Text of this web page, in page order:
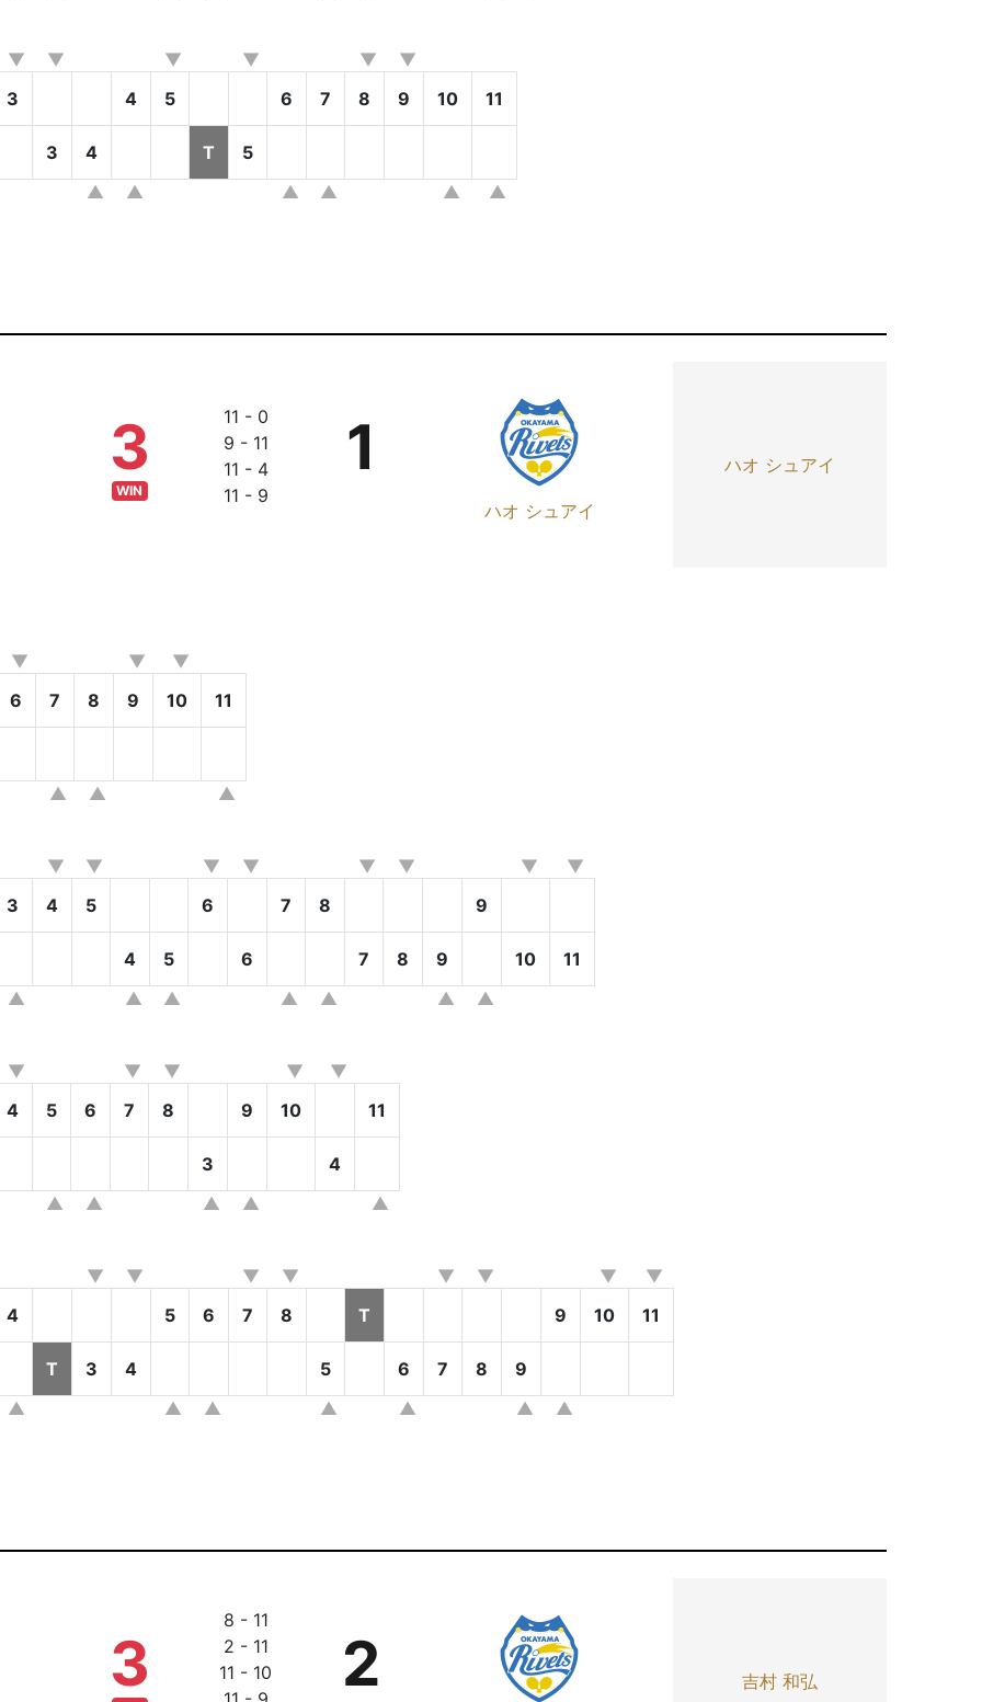
3 4 5 6 7 8 9 10 11
3 4 T 5
3
WIN
11 - 0
9 - 11
11 - 4
11 - 9
ハオ シュアイ
1 ハオ シュアイ
6 7 8 9 10 11
3 4 5 6 7 8 9
4 5 6 7 8 9 10 11
4 5 6 7 8 9 10 11
3 4
4 5 6 7 8 T 9 10 11
T 3 4 5 6 7 8 9
3
8 - 11
2 - 11
11 - 10
2 吉村 和弘